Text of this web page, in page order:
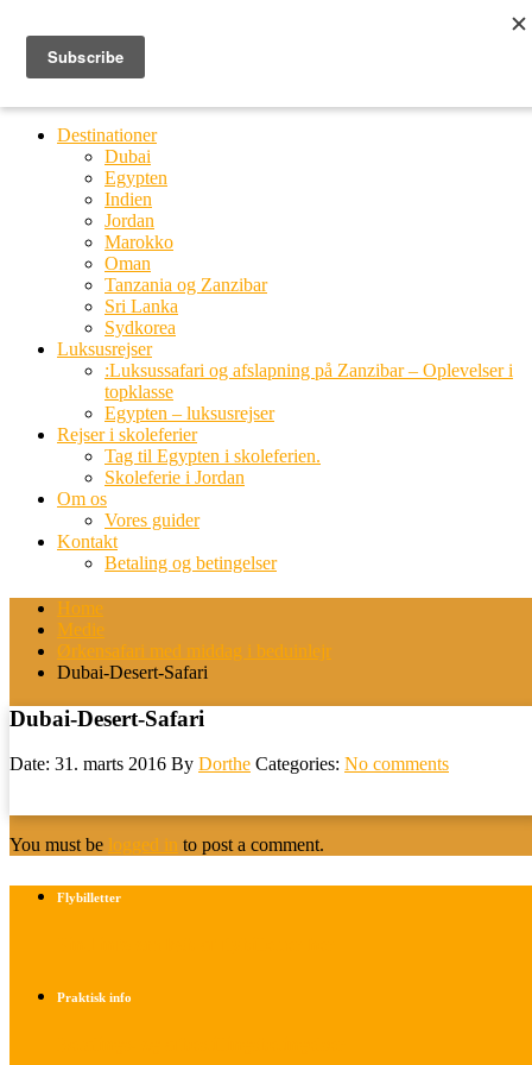
Ring til os
20 66 03 08
Destinationer
Dubai
Egypten
Indien
Jordan
Marokko
Oman
Tanzania og Zanzibar
Sri Lanka
Sydkorea
Luksusrejser
:Luksussafari og afslapning på Zanzibar – Oplevelser i
topklasse
Egypten – luksusrejser
Rejser i skoleferier
Tag til Egypten i skoleferien.
Skoleferie i Jordan
Om os
Vores guider
Kontakt
Betaling og betingelser
Home
Medie
Ørkensafari med middag i beduinlejr
Dubai-Desert-Safari
Dubai-Desert-Safari
Date: 31. marts 2016 By Dorthe Categories: No comments
You must be logged in to post a comment.
Flybilletter
Praktisk info